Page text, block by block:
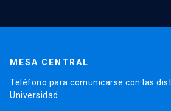
MESA CENTRAL
Teléfono para comunicarse con las
Universidad.